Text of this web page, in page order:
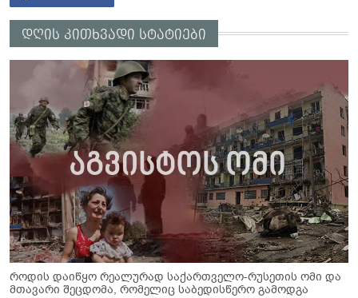
დღის კითხვადი სტატიები
როდის დაიწყო რეალურად საქართველო-რუსეთის ომი და
მთავარი შეცდომა, რომელიც საბედისწერო გამოდგა